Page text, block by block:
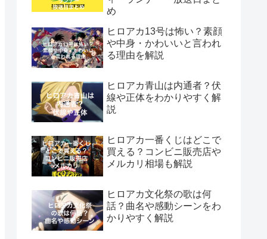
め
ヒロアカ13号は怖い？素顔
や中身・かわいいと言われ
る理由を解説
ヒロアカ青山は内通者？伏
線や正体をわかりやすく解
説
ヒロアカ一番くじはどこで
買える？コンビニ販売店や
メルカリ相場も解説
ヒロアカ文化祭の歌は何
話？曲名や感動シーンをわ
かりやすく解説